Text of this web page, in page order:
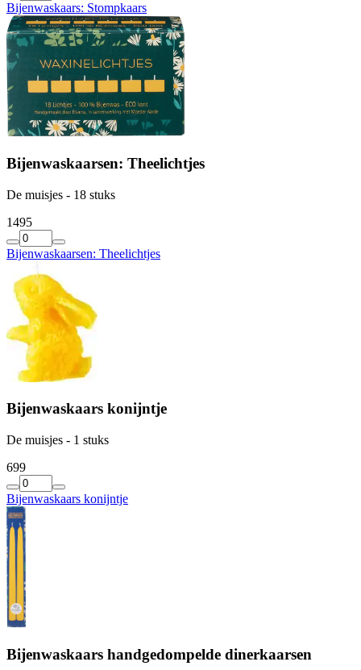
Bijenwaskaars: Stompkaars
Bijenwaskaarsen: Theelichtjes
De muisjes - 18 stuks
1495
Bijenwaskaarsen: Theelichtjes
Bijenwaskaars konijntje
De muisjes - 1 stuks
699
Bijenwaskaars konijntje
Bijenwaskaars handgedompelde dinerkaarsen